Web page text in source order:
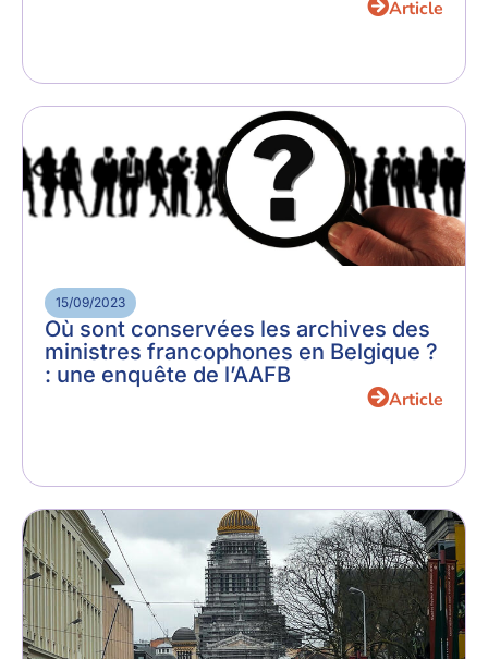
Article
15/09/2023
Où sont conservées les archives des
ministres francophones en Belgique ?
: une enquête de l’AAFB
Article